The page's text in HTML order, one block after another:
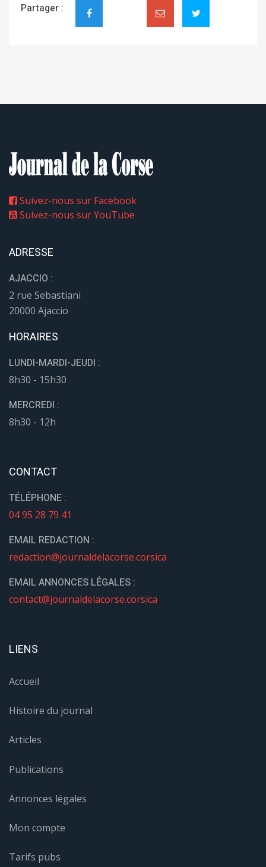
Partager :
Suivez-nous sur Facebook
Suivez-nous sur YouTube
ADRESSE
AJACCIO :
2 rue Sebastiani
20000 Ajaccio
HORAIRES
LUNDI-MARDI-JEUDI :
8h30 - 15h30
MERCREDI :
8h30 - 12h
CONTACT
TÉLÉPHONE :
04 95 28 79 41
EMAIL REDACTION :
redaction@journaldelacorse.corsica
EMAIL ANNONCES LÉGALES :
contact@journaldelacorse.corsica
LIENS
Accueil
Histoire du journal
Articles
Publications
Annonces légales
Mon compte
Tarifs pubs